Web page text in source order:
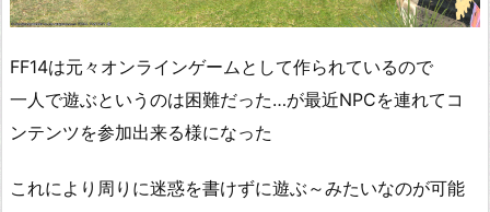
FF14は元々オンラインゲームとして作られているので
一人で遊ぶというのは困難だった…が最近NPCを連れてコ
ンテンツを参加出来る様になった
これにより周りに迷惑を書けずに遊ぶ～みたいなのが可能